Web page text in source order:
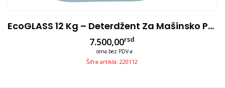
EcoGLASS 12 Kg – Deterdžent Za Mašinsko Pranje Čaša
7.500,00rsd
cena bez PDV-a
Šifra artikla: 220112